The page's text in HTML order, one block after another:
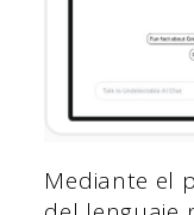
Mediante el